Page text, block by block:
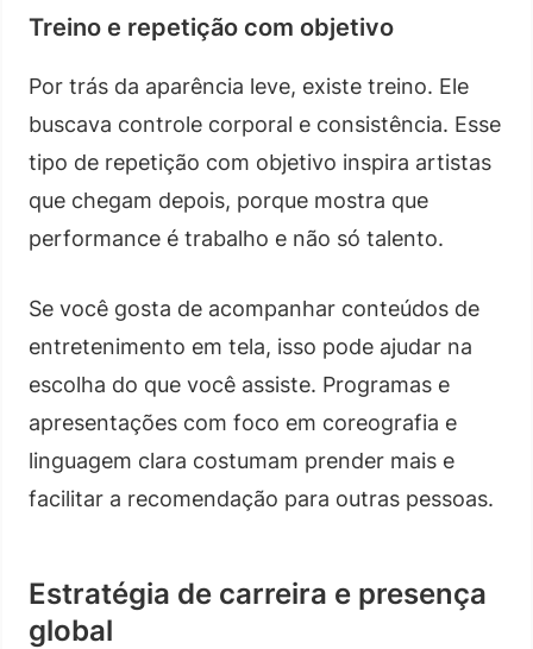
Treino e repetição com objetivo
Por trás da aparência leve, existe treino. Ele
buscava controle corporal e consistência. Esse
tipo de repetição com objetivo inspira artistas
que chegam depois, porque mostra que
performance é trabalho e não só talento.
Se você gosta de acompanhar conteúdos de
entretenimento em tela, isso pode ajudar na
escolha do que você assiste. Programas e
apresentações com foco em coreografia e
linguagem clara costumam prender mais e
facilitar a recomendação para outras pessoas.
Estratégia de carreira e presença
global